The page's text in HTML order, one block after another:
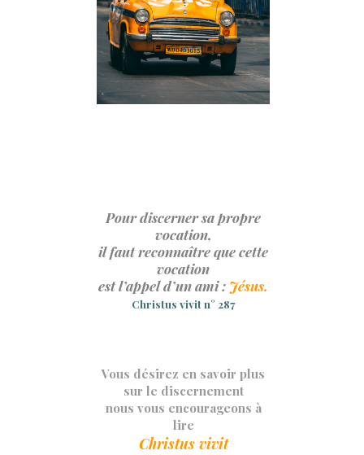
Pour discerner sa propre
vocation,
il faut reconnaître que cette
vocation
est l’appel d’un ami : Jésus.
Christus vivit n° 287
Vous désirez en savoir plus
sur le discernement
nous vous encourageons à
lire
Christus vivit